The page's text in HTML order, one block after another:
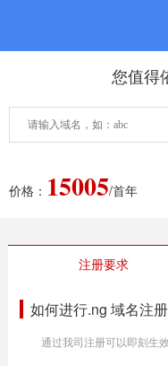
您值得
价格： 15005/首年
注册要求
如何进行.ng 域名注
通过我司注册可以即刻生效